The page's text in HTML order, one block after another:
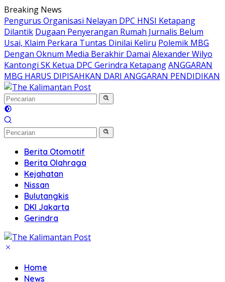
Langsung
ke
konten
Breaking News
Pengurus Organisasi Nelayan DPC HNSI Ketapang
Dilantik Dugaan Penyerangan Rumah Jurnalis Belum
Usai, Klaim Perkara Tuntas Dinilai Keliru Polemik MBG
Dengan Oknum Media Berakhir Damai Alexander Wilyo
Kantongi SK Ketua DPC Gerindra KetapangANGGARAN
MBG HARUS DIPISAHKAN DARI ANGGARAN PENDIDIKAN
Berita Otomotif
Berita Olahraga
Kejahatan
Nissan
Bulutangkis
DKI Jakarta
Gerindra
Home
News